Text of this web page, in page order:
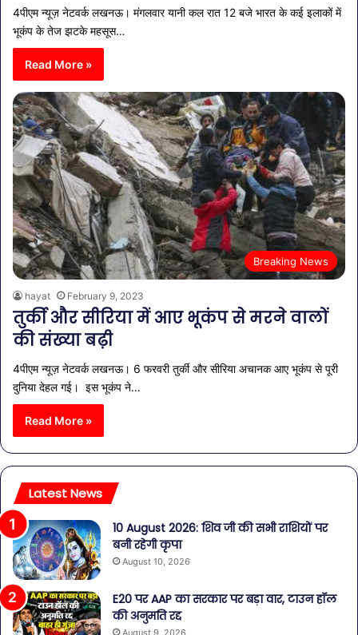
4पीएम न्यूज़ नेटवर्क लखनऊ। मंगलवार यानी कल रात 12 बजे भारत के कई इलाकों में
भूकंप के तेज झटके महसूस…
Read More »
Breaking News
hayat February 9, 2023
तुर्की और सीरिया में आए भूकंप से मरने वालों
की संख्या बढ़ी
4पीएम न्यूज़ नेटवर्क लखनऊ। 6 फरवरी तुर्की और सीरिया अचानक आए भूकंप से पूरी
दुनिया देहल गई। इस भूकंप ने…
Read More »
Latest News
10 August 2026: शिव जी की सभी राशियों पर
बनी रहेगी कृपा
August 10, 2026
E20 पर AAP का सरकार पर बड़ा वार, टाउन हॉल
की अनुमति रद्द
August 9, 2026